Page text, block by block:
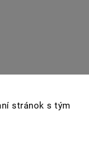
stránok s tým